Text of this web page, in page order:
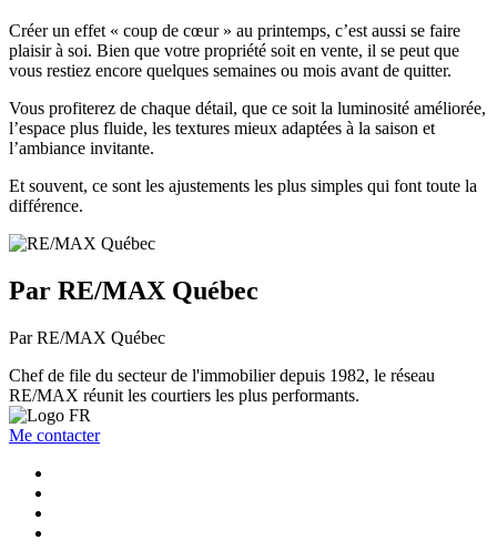
Créer un effet « coup de cœur » au printemps, c’est aussi se faire
plaisir à soi. Bien que votre propriété soit en vente, il se peut que
vous restiez encore quelques semaines ou mois avant de quitter.
Vous profiterez de chaque détail, que ce soit la luminosité améliorée,
l’espace plus fluide, les textures mieux adaptées à la saison et
l’ambiance invitante.
Et souvent, ce sont les ajustements les plus simples qui font toute la
différence.
Par RE/MAX Québec
Par RE/MAX Québec
Chef de file du secteur de l'immobilier depuis 1982, le réseau
RE/MAX réunit les courtiers les plus performants.
Me contacter